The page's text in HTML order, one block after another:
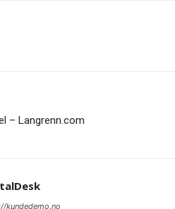
– Langrenn.com
kundedemo.no